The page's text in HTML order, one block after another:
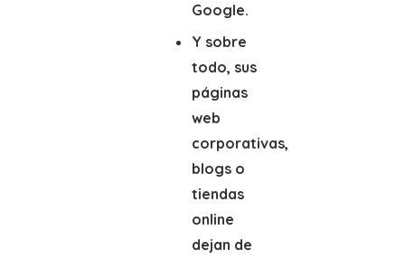
Google.
Y sobre
todo, sus
páginas
web
corporativas,
blogs o
tiendas
online
dejan de